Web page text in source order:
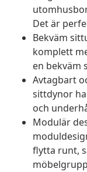
Det är
Bekväm
komplett
en bekväm
Avtagbart
sittdynor
och
Modulär
flytta runt,